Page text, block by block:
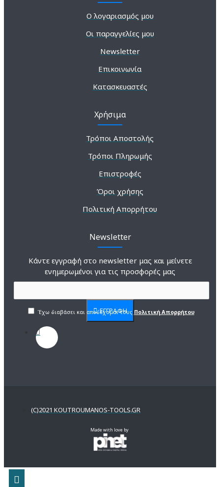
Ο λογαριασμός μου
Οι παραγγελίες μου
Newsletter
Επικοινωνία
Κατασκευαστές
Χρήσιμα
Τρόποι Αποστολής
Τρόποι Πληρωμής
Επιστροφές
Όροι χρήσης
Πολιτική Απορρήτου
Newsletter
Κάντε εγγραφή στο newsletter μας και μείνετε
ενημερωμένοι για τις προσφορές μας
ΕΓΓΡΑΦΗ
Έχω διαβάσει και αποδέχομαι τους Πολιτική Απορρήτου
(C)2021 KOUTROUMANOS-TOOLS.GR
Made with love by